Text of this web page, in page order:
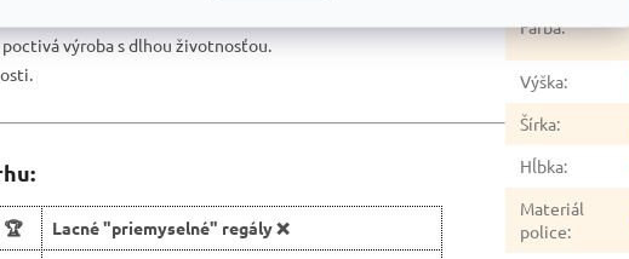
výroba s dlhou životnosťou.
🏆
Lacné "priemyselné" regály ❌
Farba:
Výška:
Šírka:
Hĺbka:
Materiál
police: